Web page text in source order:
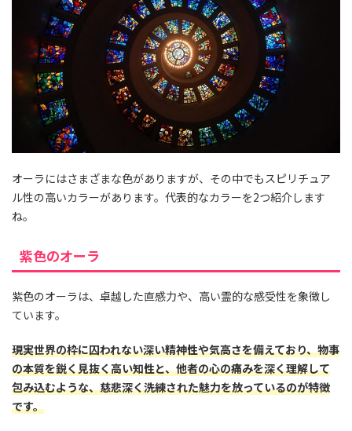
オーラにはさまざまな色がありますが、その中でもスピリチュア
ル性の高いカラーがあります。代表的なカラーを2つ紹介します
ね。
紫色のオーラ
紫色のオーラは、卓越した直感力や、高い霊的な感受性を象徴し
ています。
現実世界の枠に囚われない深い精神性や気高さを備えており、物事
の本質を鋭く見抜く高い知性と、他者の心の痛みを深く理解して
包み込むような、慈悲深く洗練された魅力を放っているのが特徴
です。